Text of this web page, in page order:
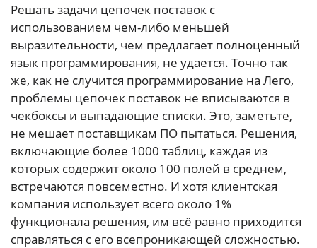
Решать задачи цепочек поставок с
использованием чем-либо меньшей
выразительности, чем предлагает полноценный
язык программирования, не удается. Точно так
же, как не случится программирование на Лего,
проблемы цепочек поставок не вписываются в
чекбоксы и выпадающие списки. Это, заметьте,
не мешает поставщикам ПО пытаться. Решения,
включающие более 1000 таблиц, каждая из
которых содержит около 100 полей в среднем,
встречаются повсеместно. И хотя клиентская
компания использует всего около 1%
функционала решения, им всё равно приходится
справляться с его всепроникающей сложностью.